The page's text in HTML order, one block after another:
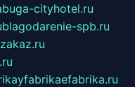
cityhotel.ru
blagodarenie-spb.ru